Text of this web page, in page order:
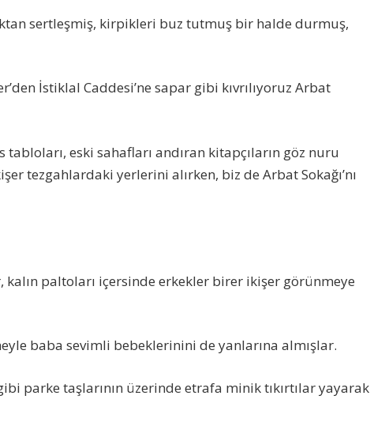
sertleşmiş, kirpikleri buz tutmuş bir halde durmuş,
İstiklal Caddesi’ne sapar gibi kıvrılıyoruz Arbat
tabloları, eski sahafları andıran kitapçıların göz nuru
tezgahlardaki yerlerini alırken, biz de Arbat Sokağı’nı
paltoları içersinde erkekler birer ikişer görünmeye
baba sevimli bebeklerinini de yanlarına almışlar.
parke taşlarının üzerinde etrafa minik tıkırtılar yayarak